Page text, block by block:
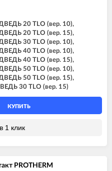
20 TLO (вер. 10),
20 TLO (вер. 15),
30 TLO (вер. 10),
40 TLO (вер. 10),
40 TLO (вер. 15),
50 TLO (вер. 10),
50 TLO (вер. 15),
30 TLO (вер. 15)
КУПИТЬ
1 клик
PROTHERM